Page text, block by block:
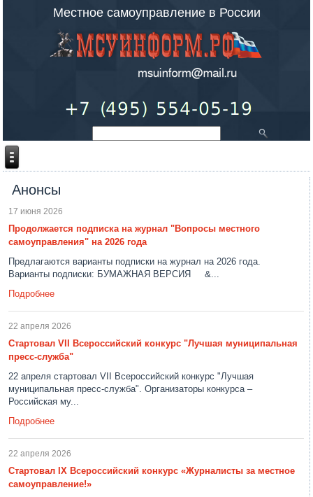
Местное самоуправление в России
Анонсы
17 июня 2026
Продолжается подписка на журнал "Вопросы местного
самоуправления" на 2026 года
Предлагаются варианты подписки на журнал на 2026 года.
Варианты подписки: БУМАЖНАЯ ВЕРСИЯ &...
Подробнее
22 апреля 2026
Стартовал VII Всероссийский конкурс "Лучшая муниципальная
пресс-служба"
22 апреля стартовал VII Всероссийский конкурс "Лучшая
муниципальная пресс-служба". Организаторы конкурса –
Российская му...
Подробнее
22 апреля 2026
Стартовал IX Всероссийский конкурс «Журналисты за местное
самоуправление!»